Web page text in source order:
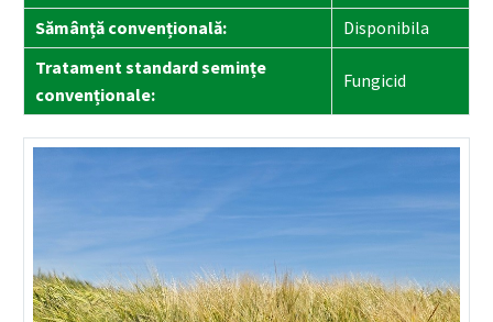
Sămânță convențională:
Disponibila
Tratament standard semințe
convenționale:
Fungicid